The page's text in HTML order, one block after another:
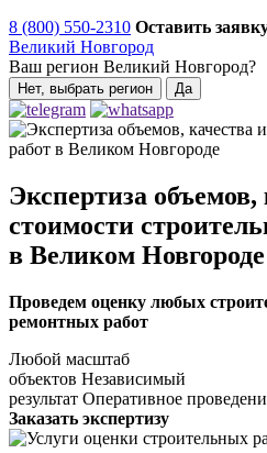
8 (800) 550-2310 Оставить
Великий Новгород
Ваш регион Великий Новгород?
Нет, выбрать регион Да
Экспертиза объемов,
стоимости
в Великом Новгороде
Проведем оценку любых
ремонтных работ
Любой масштаб
объектов Независимый
результат Оперативное
Заказать экспертизу